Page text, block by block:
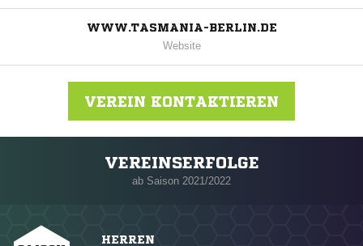
WWW.TASMANIA-BERLIN.DE
Website
VEREIN KONTAKTIEREN
Nachricht an Tasmania Berlin
VEREINSERFOLGE
ab Saison 2021/2022
HERREN